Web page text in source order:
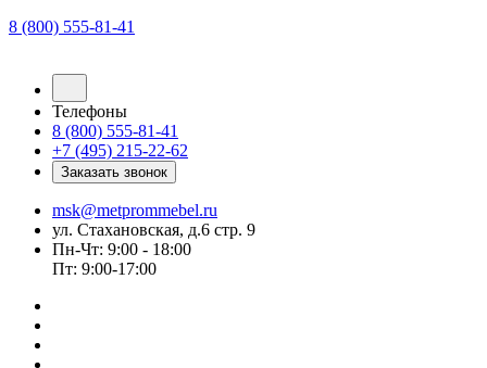
8 (800) 555-81-41
Телефоны
8 (800) 555-81-41
+7 (495) 215-22-62
Заказать звонок
msk@metprommebel.ru
ул. Стахановская, д.6 стр. 9
Пн-Чт: 9:00 - 18:00
Пт: 9:00-17:00